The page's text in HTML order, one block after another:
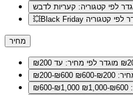
לפי קטגוריה: קעריות לדבש
💥Black Friday
מחיר
מוגדר לפי מחיר: עד ₪200
₪200-₪600
₪600
₪600-₪1,000